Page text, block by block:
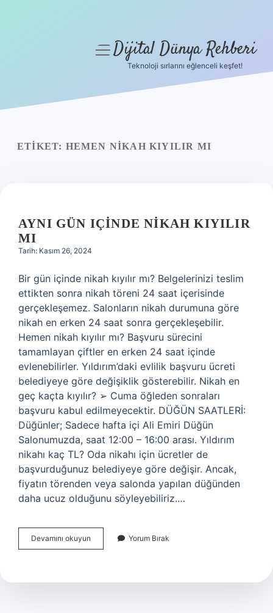
Yasal Uyarı
menüyüDijital Dünya Rehberi
Teknoloji sırlarını eğlenceli keşfet!
ETIKET: HEMEN NIKAH KIYILIR MI
AYNI GÜN IÇINDE NIKAH KIYILIR
MI
Tarih: Kasım 26, 2024
Bir gün içinde nikah kıyılır mı? Belgelerinizi teslim
ettikten sonra nikah töreni 24 saat içerisinde
gerçekleşemez. Salonların nikah durumuna göre
nikah en erken 24 saat sonra gerçekleşebilir.
Hemen nikah kıyılır mı? Başvuru sürecini
tamamlayan çiftler en erken 24 saat içinde
evlenebilirler. Yıldırım’daki evlilik başvuru ücreti
belediyeye göre değişiklik gösterebilir. Nikah en
geç kaçta kıyılır? ➢ Cuma öğleden sonraları
başvuru kabul edilmeyecektir. DÜĞÜN SAATLERİ:
Düğünler; Sadece hafta içi Ali Emiri Düğün
Salonumuzda, saat 12:00 – 16:00 arası. Yıldırım
nikahı kaç TL? Oda nikahı için ücretler de
başvurduğunuz belediyeye göre değişir. Ancak,
fiyatın törenden veya salonda yapılan düğünden
daha ucuz olduğunu söyleyebiliriz.…
Devamını okuyun
Gün
Kıyılır
Yorum Bırak